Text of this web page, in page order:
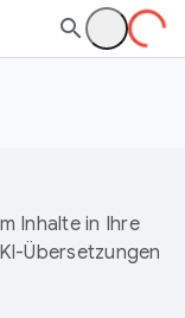
Inhalte in Ihre
Übersetzungen